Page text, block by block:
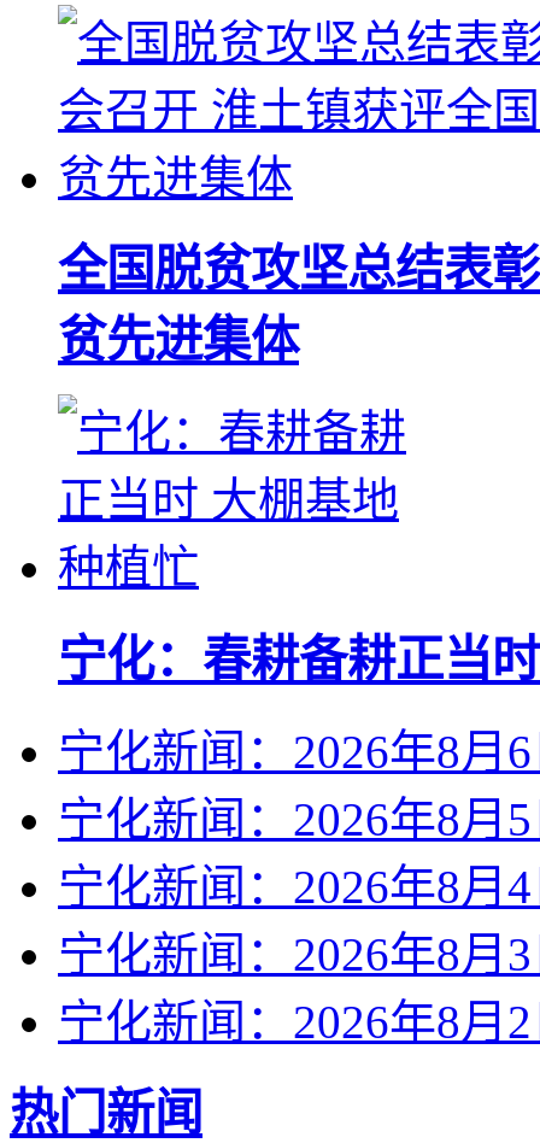
全国脱贫攻坚总结表
贫先进集体
宁化：春耕备耕正当
宁化新闻：2026年8月
宁化新闻：2026年8月
宁化新闻：2026年8月
宁化新闻：2026年8月
宁化新闻：2026年8月
热门新闻